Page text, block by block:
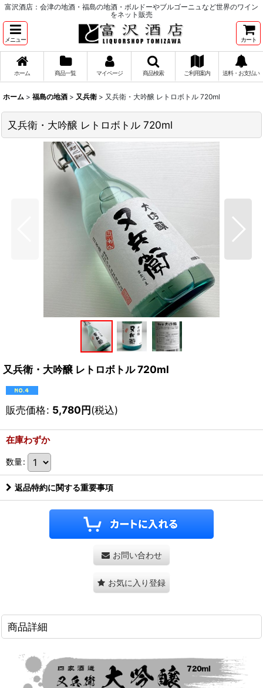
富沢酒店：会津の地酒・福島の地酒・ボルドーやブルゴーニュなど世界のワイン
をネット販売
メニュー カート
ホーム 商品一覧 マイページ 商品検索 ご利用案内 送料・お支払い
ホーム > 福島の地酒 > 又兵衛 > 又兵衛・大吟醸 レトロボトル 720ml
又兵衛・大吟醸 レトロボトル 720ml
又兵衛・大吟醸 レトロボトル 720ml
販売価格: 5,780円(税込)
在庫わずか
数量:
返品特約に関する重要事項
お問い合わせ
お気に入り登録
商品詳細